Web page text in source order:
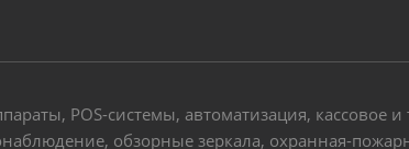
POS-системы, автоматизация,
обзорные зеркала, охранная-